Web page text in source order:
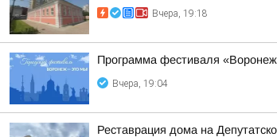
Вчера, 19:18
Программа фестиваля
Вчера, 19:04
Реставрация дома на